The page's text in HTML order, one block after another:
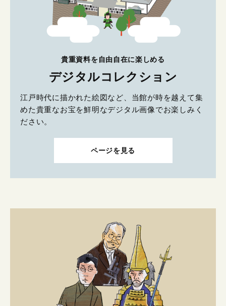
貴重資料を自由自在に楽しめる
デジタルコレクション
江戸時代に描かれた絵図など、当館が時を越えて集
めた貴重なお宝を鮮明なデジタル画像でお楽しみく
ださい。
ページを見る